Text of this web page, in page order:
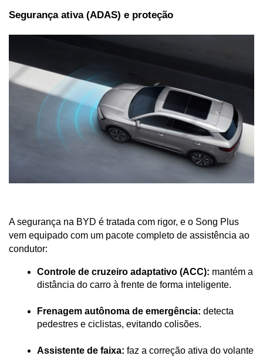
Segurança ativa (ADAS) e proteção
A segurança na BYD é tratada com rigor, e o Song Plus
vem equipado com um pacote completo de assistência ao
condutor:
Controle de cruzeiro adaptativo (ACC): mantém a
distância do carro à frente de forma inteligente.
Frenagem autônoma de emergência: detecta
pedestres e ciclistas, evitando colisões.
Assistente de faixa: faz a correção ativa do volante